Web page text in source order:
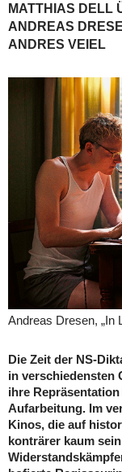
MATTHIAS DELL
ANDREAS
ANDRES VEIEL
Andreas Dresen, „In
Die Zeit der NS-
in verschiedensten
ihre
Aufarbeitung. Im
Kinos, die auf
konträrer kaum